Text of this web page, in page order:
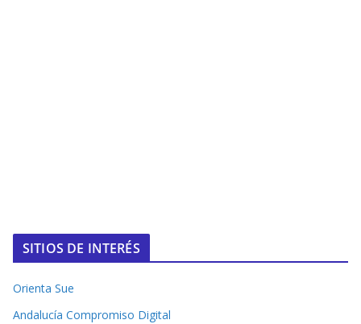
SITIOS DE INTERÉS
Orienta Sue
Andalucía Compromiso Digital